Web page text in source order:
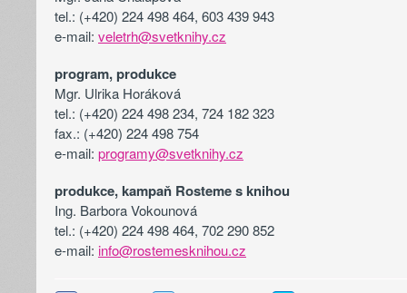
tel.: (+420) 224 498 464, 603 439 943
e-mail: veletrh@svetknihy.cz
program, produkce
Mgr. Ulrika Horáková
tel.: (+420) 224 498 234, 724 182 323
fax.: (+420) 224 498 754
e-mail: programy@svetknihy.cz
produkce, kampaň Rosteme s knihou
Ing. Barbora Vokounová
tel.: (+420) 224 498 464, 702 290 852
e-mail: info@rostemesknihou.cz